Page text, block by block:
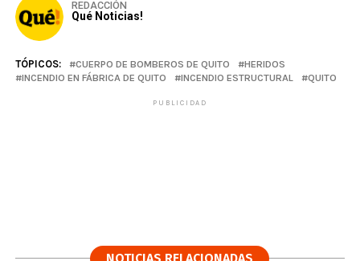
REDACCIÓN
Qué Noticias!
TÓPICOS: CUERPO DE BOMBEROS DE QUITO
HERIDOS
INCENDIO EN FÁBRICA DE QUITO
INCENDIO ESTRUCTURAL QUITO
PUBLICIDAD